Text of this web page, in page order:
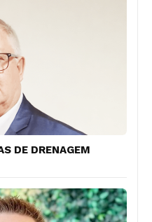
DE DRENAGEM